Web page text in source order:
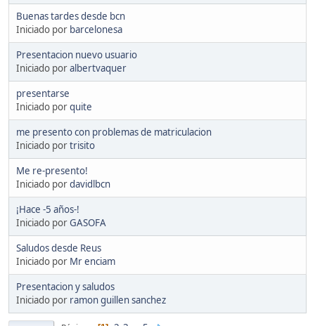
Buenas tardes desde bcn
Iniciado por barcelonesa
Presentacion nuevo usuario
Iniciado poralbertvaquer
presentarse
Iniciado porquite
me presento con problemas de matriculacion
Iniciado portrisito
Me re-presento!
Iniciado pordavidlbcn
¡Hace -5 años-!
Iniciado porGASOFA
Saludos desde Reus
Iniciado por Mr enciam
Presentacion y saludos
Iniciado por ramon guillen sanchez